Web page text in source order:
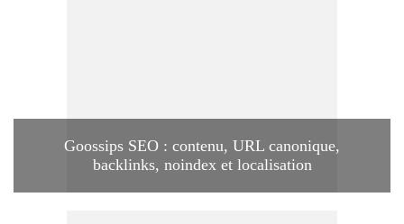
Goossips SEO : contenu, URL canonique,
backlinks, noindex et localisation